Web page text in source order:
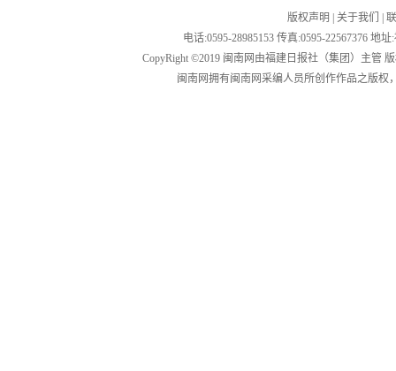
版权声明 关于我们
电话:0595-28985153 传真:0595-22567376 地
CopyRight ©2019 闽南网由福建日报社（集团）主管
闽南网拥有闽南网采编人员所创作作品之版